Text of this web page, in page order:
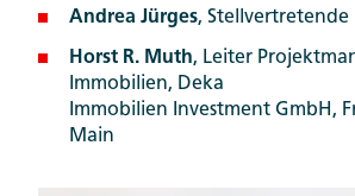
Andrea Jürges,
Horst R. Muth, Leiter
Immobilien, Deka
Immobilien Investment GmbH,
Main